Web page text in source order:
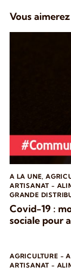
Vous
A LA UNE,
ARTISANAT -
GRANDE
Covid-19 :
sociale pour
AGRICULTURE -
ARTISANAT -